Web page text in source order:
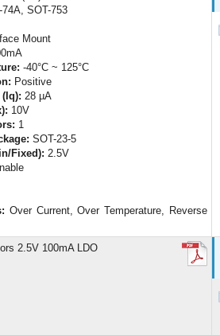
74A, SOT-753
Mount
-40°C ~ 125°C
Positive
28 µA
10V
1
SOT-23-5
Fixed): 2.5V
Over Current, Over Temperature, Reverse
2.5V 100mA LDO